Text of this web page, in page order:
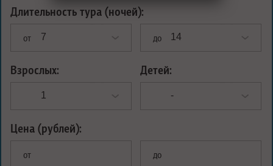
Длительность тура (ночей):
от до
Взрослых: Детей:
Цена (рублей):
от до